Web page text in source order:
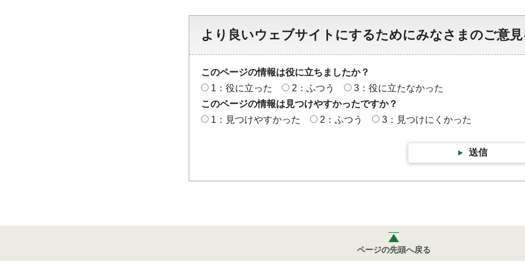
より良いウェブサイトにするためにみなさまのご意
このページの情報は役に立ちましたか？
1：役に立った
2：ふつう
3：役に立たなかった
このページの情報は見つけやすかったですか？
1：見つけやすかった
2：ふつう 3：見つけにくかった
送信
ページの先頭へ戻る